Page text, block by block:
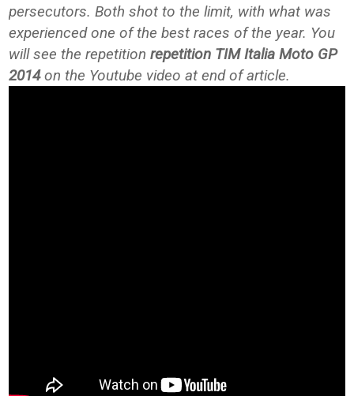
persecutors. Both shot to the limit, with what was
experienced one of the best races of the year. You
will see the repetitionrepetition TIM Italia Moto GP
2014on the Youtube video at end of article.